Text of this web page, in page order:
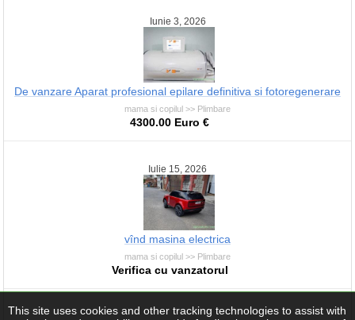
Iunie 3, 2026
De vanzare Aparat profesional epilare definitiva si fotoregenerare
mama si copilul >> Plimbare
4300.00 Euro €
Iulie 15, 2026
vînd masina electrica
mama si copilul >> Plimbare
Verifica cu vanzatorul
This site uses cookies and other tracking technologies to assist with